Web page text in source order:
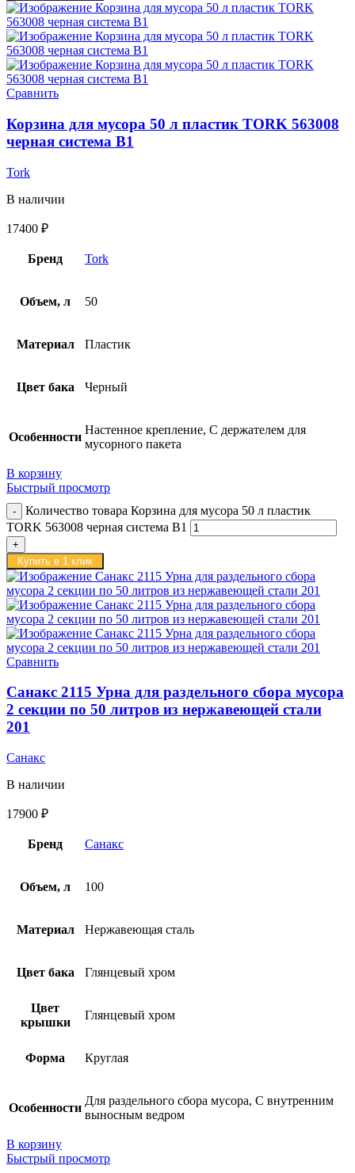
Сравнить
Корзина для мусора 50 л пластик TORK 563008
черная система B1
Tork
В наличии
17400 ₽
Бренд Tork
Объем, л 50
Материал Пластик
Цвет бака Черный
Особенности
Настенное крепление, С держателем для
мусорного пакета
В корзину
Быстрый просмотр
Количество товара Корзина для мусора 50 л пластик
TORK 563008 черная система B1
Купить в 1 клик
Сравнить
Санакс 2115 Урна для раздельного сбора мусора
2 секции по 50 литров из нержавеющей стали
201
Санакс
В наличии
17900 ₽
Бренд Санакс
Объем, л 100
Материал Нержавеющая сталь
Цвет бака Глянцевый хром
Цвет
крышки
Глянцевый хром
Форма Круглая
Особенности
Для раздельного сбора мусора, С внутренним
выносным ведром
В корзину
Быстрый просмотр